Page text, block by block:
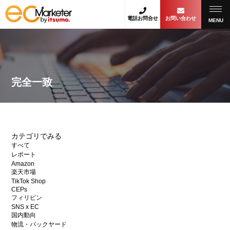
電話お問合せ お問い合わせ MENU
完全一致
カテゴリでみる
すべて
レポート
Amazon
楽天市場
TikTok Shop
CEPs
フィリピン
SNS x EC
国内動向
物流・バックヤード